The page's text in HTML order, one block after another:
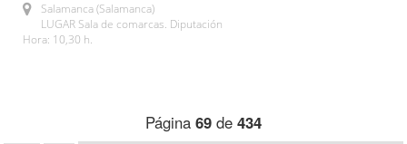
Salamanca (Salamanca)
LUGAR Sala de comarcas. Diputación
Hora: 10,30 h.
Página 69 de 434